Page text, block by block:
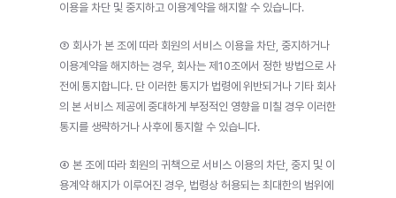
이용을 차단 및 중지하고 이용계약을 해지할 수 있습니다.
③ 회사가 본 조에 따라 회원의 서비스 이용을 차단, 중지하거나
이용계약을 해지하는 경우, 회사는 제10조에서 정한 방법으로 사
전에 통지합니다. 단 이러한 통지가 법령에 위반되거나 기타 회사
의 본 서비스 제공에 중대하게 부정적인 영향을 미칠 경우 이러한
통지를 생략하거나 사후에 통지할 수 있습니다.
④ 본 조에 따라 회원의 귀책으로 서비스 이용의 차단, 중지 및 이
용계약 해지가 이루어진 경우, 법령상 허용되는 최대한의 범위에